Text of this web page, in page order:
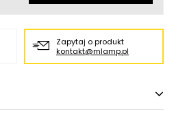
Zapytaj o produkt
kontakt@mlamp.pl